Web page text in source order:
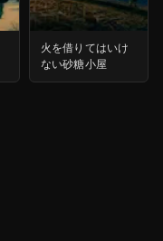
火を借りてはいけ
ない砂糖小屋